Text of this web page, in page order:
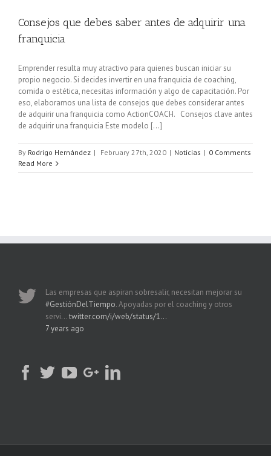
Consejos que debes saber antes de adquirir una
franquicia
Emprender resulta muy atractivo para quienes buscan iniciar su
propio negocio. Si decides invertir en una franquicia de coaching,
comida o estética, necesitas información y algo de capacitación. Por
eso, elaboramos una lista de consejos que debes considerar antes
de adquirir una franquicia como ActionCOACH. Consejos clave antes
de adquirir una franquicia Este modelo [...]
By Rodrigo Hernández | February 27th, 2020 | Noticias | 0 Comments
Read More
Las empresas que aspiran sobresalir, necesitan mejorar su
#GestiónDelTiempo. Apoyadas por el coaching y otros
servi…twitter.com/i/web/status/1…
7 years ago